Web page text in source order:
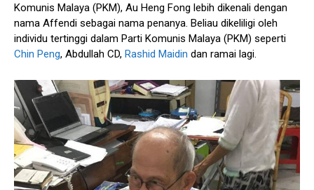
Komunis Malaya (PKM), Au Heng Fong lebih dikenali dengan
nama Affendi sebagai nama penanya. Beliau dikeliligi oleh
individu tertinggi dalam Parti Komunis Malaya (PKM) seperti
Chin Peng, Abdullah CD, Rashid Maidin dan ramai lagi.